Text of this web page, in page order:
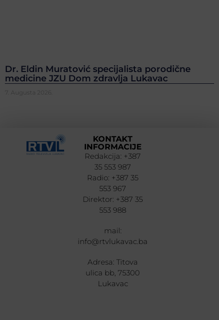
Dr. Eldin Muratović specijalista porodične
medicine JZU Dom zdravlja Lukavac
7. Augusta 2026.
KONTAKT
INFORMACIJE
Redakcija: +387
35 553 987
Radio: +387 35
553 967
Direktor: +387 35
553 988
mail:
info@rtvlukavac.ba
Adresa: Titova
ulica bb, 75300
Lukavac